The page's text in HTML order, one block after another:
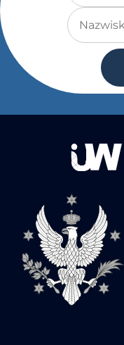
Nazwisko